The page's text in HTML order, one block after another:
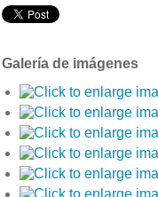
Galería de imágenes